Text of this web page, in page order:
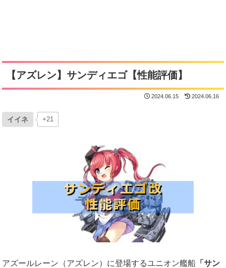
【アズレン】サンディエゴ【性能評価】
2024.06.15 2024.06.16
イイネ +21
アズールレーン（アズレン）に登場するユニオン艦船 「サン